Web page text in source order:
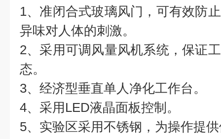
1、准闭合式玻璃风门，可有效防
异味对人体的刺激。
2、采用可调风量风机系统，保证
态。
3、经济型垂直单人净化工作台。
4、采用LED液晶面板控制。
5、实验区采用不锈钢，为操作提